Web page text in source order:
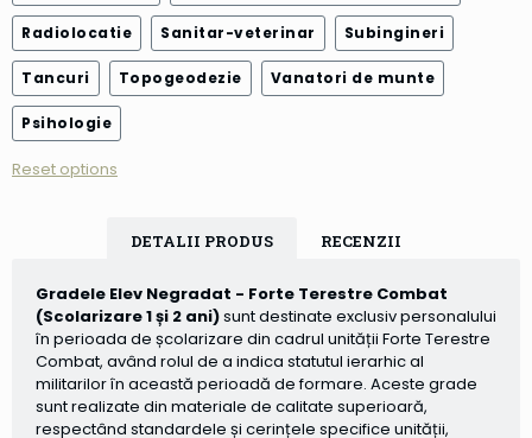
Radiolocatie Sanitar-veterinar Subingineri
Tancuri Topogeodezie Vanatori de munte
Psihologie
Reset options
DETALII PRODUS RECENZII
Gradele Elev Negradat - Forte Terestre Combat
(Scolarizare 1 și 2 ani)sunt destinate exclusiv personalului
în perioada de școlarizare din cadrul unității Forte Terestre
Combat, având rolul de a indica statutul ierarhic al
militarilor în această perioadă de formare. Aceste grade
sunt realizate din materiale de calitate superioară,
respectând standardele și cerințele specifice unității,